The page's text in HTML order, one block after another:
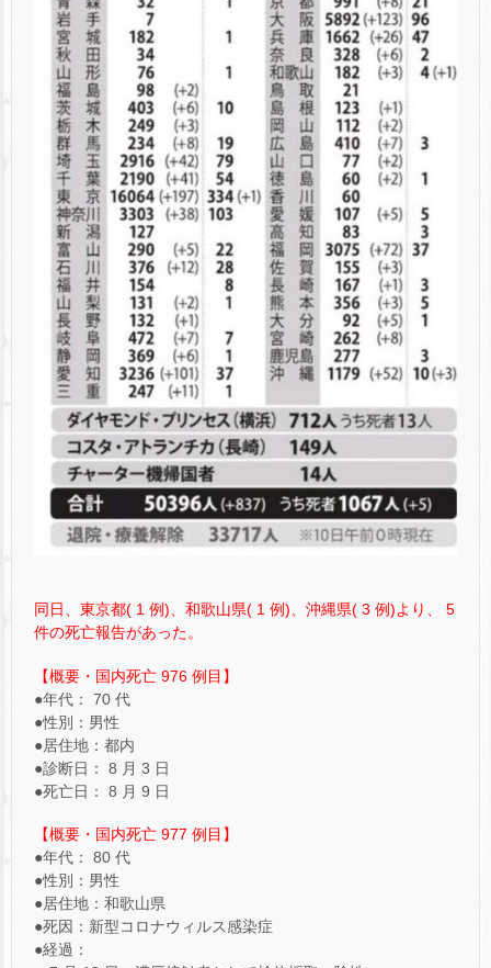
同日、東京都( 1 例)、和歌山県( 1 例)、沖縄県( 3 例)より、 5
件の死亡報告があった。
【概要・国内死亡 976 例目】
●年代： 70 代
●性別：男性
●居住地：都内
●診断日： 8 月 3 日
●死亡日： 8 月 9 日
【概要・国内死亡 977 例目】
●年代： 80 代
●性別：男性
●居住地：和歌山県
●死因：新型コロナウィルス感染症
●経過：